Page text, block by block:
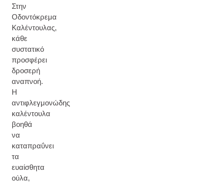
Στην
Οδοντόκρεμα
Καλέντουλας,
κάθε
συστατικό
προσφέρει
δροσερή
αναπνοή.
Η
αντιφλεγμονώδης
καλέντουλα
βοηθά
να
καταπραΰνει
τα
ευαίσθητα
ούλα,